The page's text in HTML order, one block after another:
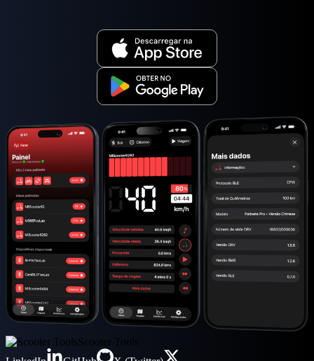
Scooter Tools